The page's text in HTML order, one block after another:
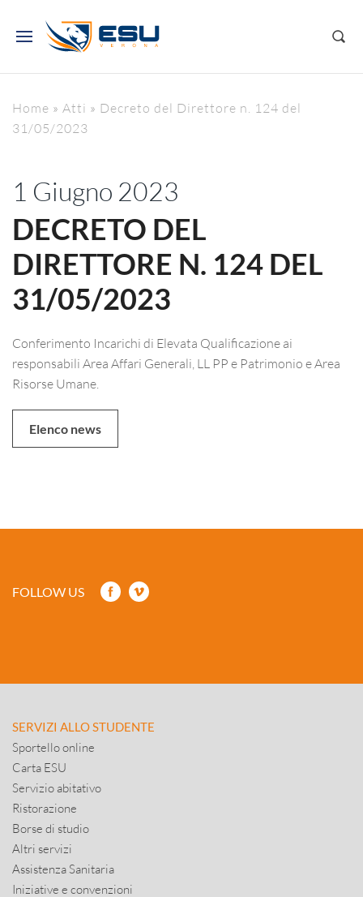
Home » Atti » Decreto del Direttore n. 124 del
31/05/2023
1 Giugno 2023
DECRETO DEL
DIRETTORE N. 124 DEL
31/05/2023
Conferimento Incarichi di Elevata Qualificazione ai
responsabili Area Affari Generali, LL PP e Patrimonio e Area
Risorse Umane.
Elenco news
FOLLOW US
SERVIZI ALLO STUDENTE
Sportello online
Carta ESU
Servizio abitativo
Ristorazione
Borse di studio
Altri servizi
Assistenza Sanitaria
Iniziative e convenzioni